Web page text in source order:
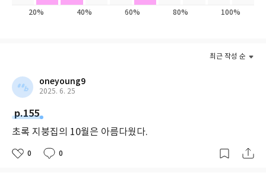
와 결혼한 뒤, 작가로 활동하며 1935년에는 대영제국 훈장을 받기
며 꺾이지 않고 성장해 가는 과정을 그린 청춘 소설인 동시에 가정
소설을 많이 썼다. 1942년 68세에 세상을 떠난 그녀는 생전에 20여
권의 소설과 2권의 시집을 남겼으며, 2009년에는 그녀의 아들이 단
편과 시를 묶어 『블라이스가의 단편들』을 출간했다.
할 고전으로 꼽힌다.
20% 40% 60% 80% 100%
최근 작성 순
oneyoung9
2025. 6. 25
p.155
초록 지붕집의 10월은 아름다웠다.
0 0